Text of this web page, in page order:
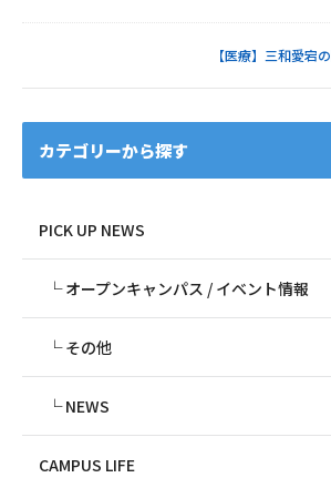
【医療】三和愛宕
カテゴリーから探す
PICK UP NEWS
オープンキャンパス / イベント情報
その他
NEWS
CAMPUS LIFE